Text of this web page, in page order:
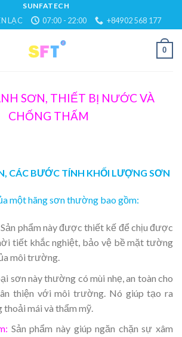
SUNFATECH
LẠC 07:00 - 22:00 +84902 568 177
0
SƠN, THIẾT BỊ NƯỚC VÀ
CHỐNG THẤM
CÁC BƯỚC TÍNH KHỐI LƯỢNG SƠN
một hãng sơn thường bao gồm:
Sản phẩm này được thiết kế để chịu được
tiết khắc nghiệt, bảo vệ bề mặt tường
môi trường.
sơn này thường có mùi nhẹ, an toàn cho
thiện với môi trường. Nó giúp tạo ra
thoải mái và thẩm mỹ.
Sản phẩm này giúp ngăn chặn sự xâm